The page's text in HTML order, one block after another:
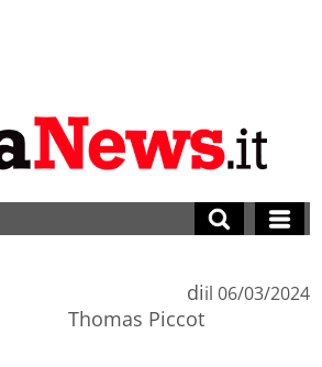
di
Thomas Piccot
il 06/03/2024